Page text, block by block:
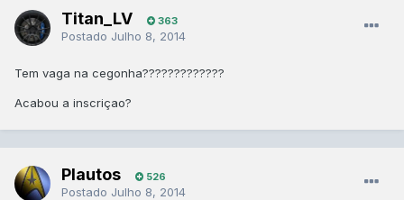
Titan_LV 363
Postado Julho 8, 2014
Tem vaga na cegonha?????????????
Acabou a inscriçao?
Plautos 526
Postado Julho 8, 2014